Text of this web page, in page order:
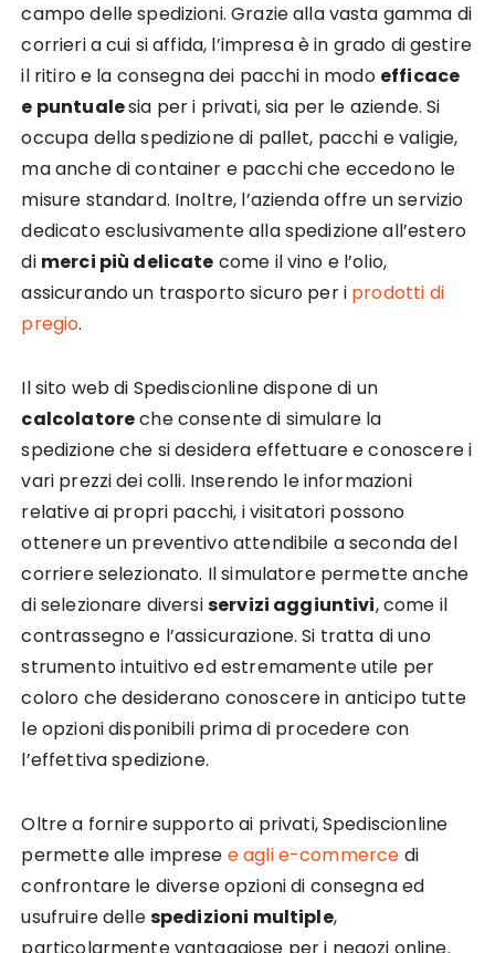
campo delle spedizioni. Grazie alla vasta gamma di
corrieri a cui si affida, l’impresa è in grado di gestire
il ritiro e la consegna dei pacchi in modo efficace
e puntualesia per i privati, sia per le aziende. Si
occupa della spedizione di pallet, pacchi e valigie,
ma anche di container e pacchi che eccedono le
misure standard. Inoltre, l’azienda offre un servizio
dedicato esclusivamente alla spedizione all’estero
di merci più delicate come il vino e l’olio,
assicurando un trasporto sicuro per i prodotti di
pregio.
Il sito web di Spediscionline dispone di un
calcolatoreche consente di simulare la
spedizione che si desidera effettuare e conoscere i
vari prezzi dei colli. Inserendo le informazioni
relative ai propri pacchi, i visitatori possono
ottenere un preventivo attendibile a seconda del
corriere selezionato. Il simulatore permette anche
di selezionare diversiservizi aggiuntivi, come il
contrassegno e l’assicurazione. Si tratta di uno
strumento intuitivo ed estremamente utile per
coloro che desiderano conoscere in anticipo tutte
le opzioni disponibili prima di procedere con
l’effettiva spedizione.
Oltre a fornire supporto ai privati, Spediscionline
permette alle imprese e agli e-commerce di
confrontare le diverse opzioni di consegna ed
usufruire dellespedizioni multiple,